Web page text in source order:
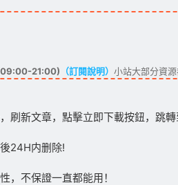
21:00) （訂閱說明） 小站大部分資
刷新文章，點擊立即下載按鈕，跳
24H内删除!
，不保證一直都能用！